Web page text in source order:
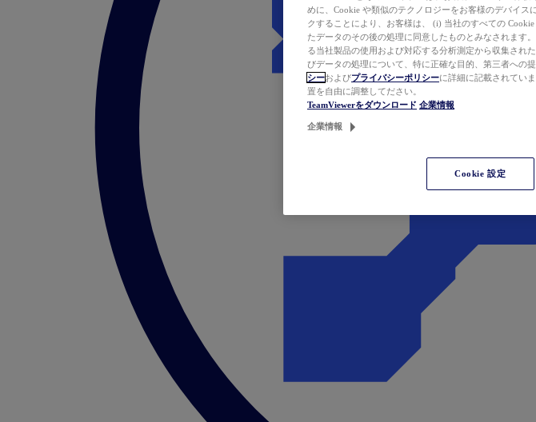
めに、Cookie や類似のテクノロジーをお客様のデバイス
クすることにより、お客様は、 (i) 当社のすべての
たデータのその後の処理に同意したものとみなされます
る当社製品の使用および対応する分析測定から収集され
びデータの処理について、特に正確な目的、第三者への
シーおよびプライバシーポリシーに詳細に記載されてい
置を自由に調整してださい。
TeamViewerをダウンロード 企業情報
企業情報
Cookie 設定